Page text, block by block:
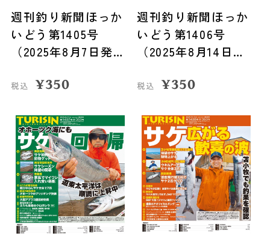
週刊釣り新聞ほっか
いどう第1405号
（2025年8月7日発
税込 ¥350
週刊釣り新聞ほっか
いどう第1406号
（2025年8月14日発
税込 ¥350